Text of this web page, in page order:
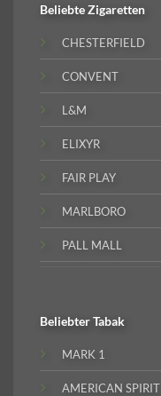
BeliebteZigaretten
CHESTERFIELD
CONVENT
L&M
ELIXYR
FAIR PLAY
MARLBORO
PALL MALL
BeliebterTabak
MARK 1
AMERICAN SPIRIT